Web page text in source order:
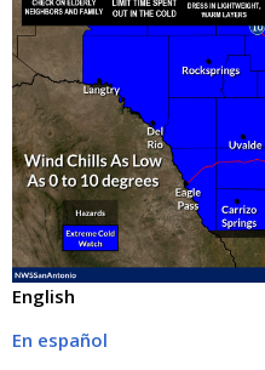
English
En español